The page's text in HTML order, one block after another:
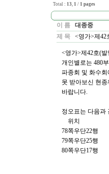
Total : 13, 1 / 1 pages
이 름 대종중
제 목 <영가>제42
<영가>제42호(
개인별로는 480
파종회 및 화수
못 받아보신 현
바랍니다.
정오표는 다음과
위
78쪽우단22
79쪽우단25
80쪽우단17